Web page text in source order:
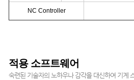
NC Controller
적용 소프트웨어
숙련된 기술자의 노하우나 감각을 대신하여 기계